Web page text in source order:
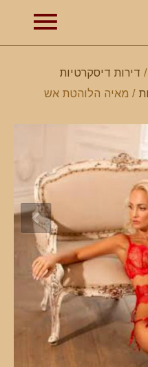
/ דירות דיסקרטיות
/ מאיה הלוהטת אש